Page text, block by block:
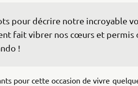
pour décrire notre incroyable
fait vibrer nos cœurs et permis
!
pour cette occasion de vivre